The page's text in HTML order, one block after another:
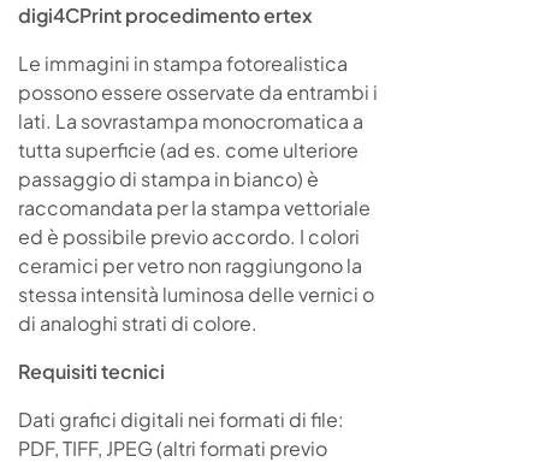
digi4CPrint procedimento ertex
Le immagini in stampa fotorealistica
possono essere osservate da entrambi i
lati. La sovrastampa monocromatica a
tutta superficie (ad es. come ulteriore
passaggio di stampa in bianco) è
raccomandata per la stampa vettoriale
ed è possibile previo accordo. I colori
ceramici per vetro non raggiungono la
stessa intensità luminosa delle vernici o
di analoghi strati di colore.
Requisiti tecnici
Dati grafici digitali nei formati di file:
PDF, TIFF, JPEG (altri formati previo